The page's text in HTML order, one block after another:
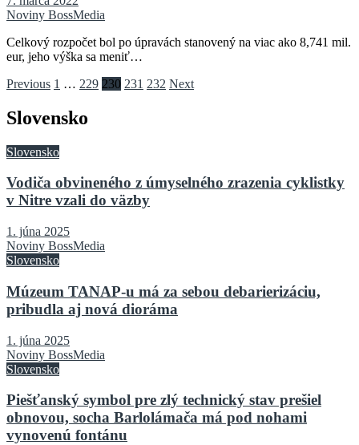
Noviny BossMedia
Celkový rozpočet bol po úpravách stanovený na viac ako 8,741 mil.
eur, jeho výška sa meniť…
Stránkovanie
príspevkov
Previous 1 … 229 230 231 232 Next
Slovensko
Slovensko
Vodiča obvineného z úmyselného zrazenia cyklistky
v Nitre vzali do väzby
1. júna 2025
Noviny BossMedia
Slovensko
Múzeum TANAP-u má za sebou debarierizáciu,
pribudla aj nová dioráma
1. júna 2025
Noviny BossMedia
Slovensko
Piešťanský symbol pre zlý technický stav prešiel
obnovou, socha Barlolámača má pod nohami
vynovenú fontánu